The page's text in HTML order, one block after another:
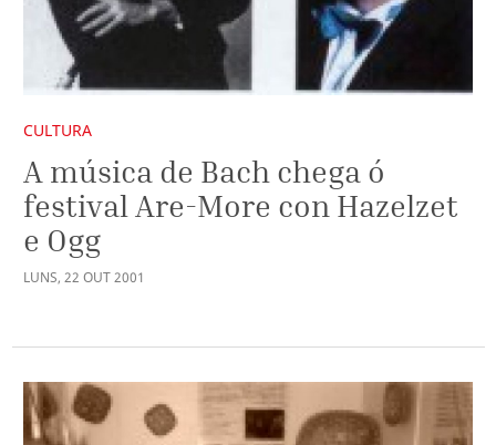
CULTURA
A música de Bach chega ó
festival Are-More con Hazelzet
e Ogg
LUNS, 22 OUT2001